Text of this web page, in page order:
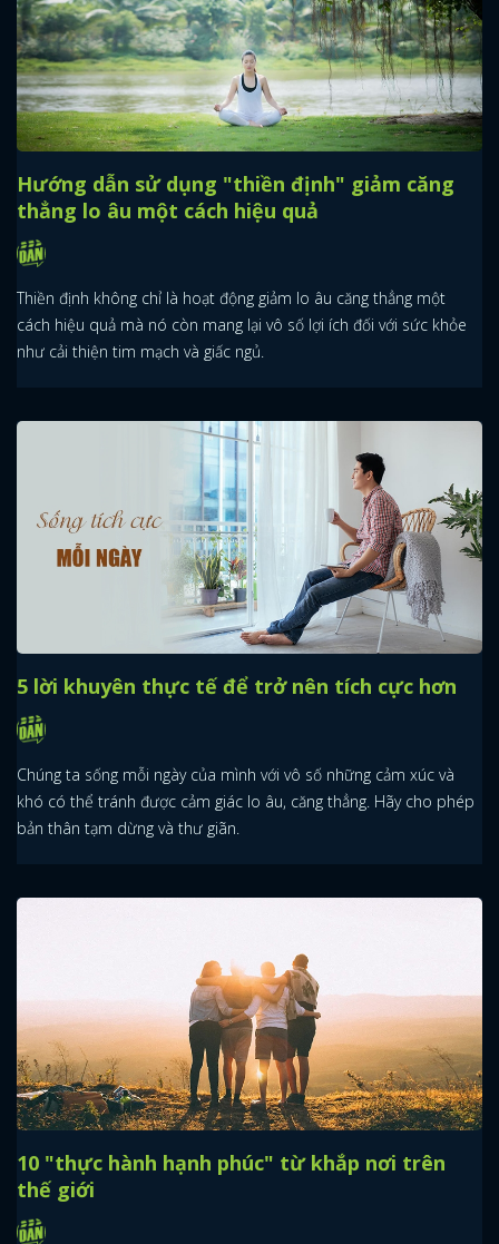
Hướng dẫn sử dụng "thiền định" giảm căng
thẳng lo âu một cách hiệu quả
Thiền định không chỉ là hoạt động giảm lo âu căng thẳng một
cách hiệu quả mà nó còn mang lại vô số lợi ích đối với sức khỏe
như cải thiện tim mạch và giấc ngủ.
5 lời khuyên thực tế để trở nên tích cực hơn
Chúng ta sống mỗi ngày của mình với vô số những cảm xúc và
khó có thể tránh được cảm giác lo âu, căng thẳng. Hãy cho phép
bản thân tạm dừng và thư giãn.
10 "thực hành hạnh phúc" từ khắp nơi trên
thế giới